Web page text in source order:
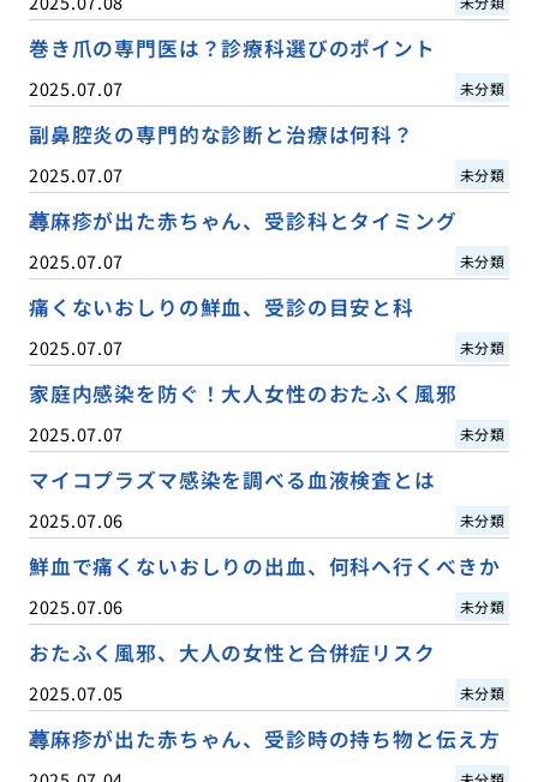
巻き爪の専門医は？診療科選びのポイント
2025.07.07 未分類
副鼻腔炎の専門的な診断と治療は何科？
2025.07.07 未分類
蕁麻疹が出た赤ちゃん、受診科とタイミング
2025.07.07 未分類
痛くないおしりの鮮血、受診の目安と科
2025.07.07 未分類
家庭内感染を防ぐ！大人女性のおたふく風邪
2025.07.07 未分類
マイコプラズマ感染を調べる血液検査とは
2025.07.06 未分類
鮮血で痛くないおしりの出血、何科へ行くべきか
2025.07.06 未分類
おたふく風邪、大人の女性と合併症リスク
2025.07.05 未分類
蕁麻疹が出た赤ちゃん、受診時の持ち物と伝え方